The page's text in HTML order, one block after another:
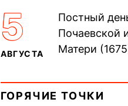
Дави́да
5
АВГУСТА
Постный
Почаевской
Матери
мучеников
воина
ГОРЯЧИЕ ТОЧКИ